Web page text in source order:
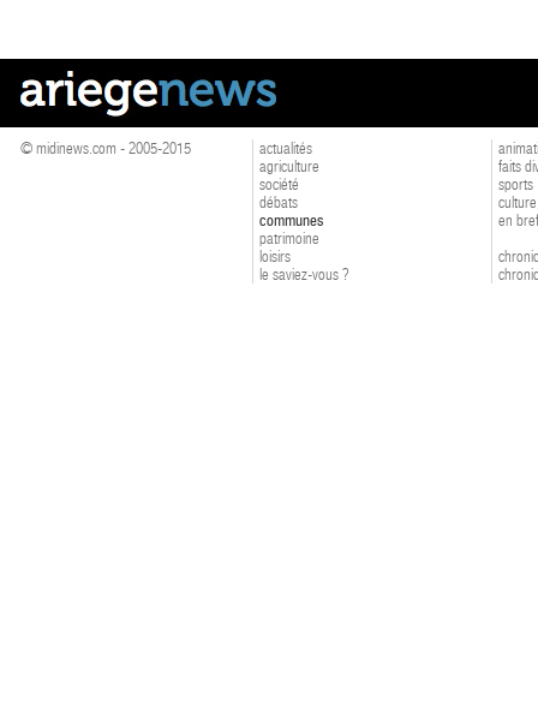
© midinews.com - 2005-2015
actualités
agriculture
société
débats
communes
patrimoine
loisirs
le saviez-vous ?
faits
sports
culture
en bref